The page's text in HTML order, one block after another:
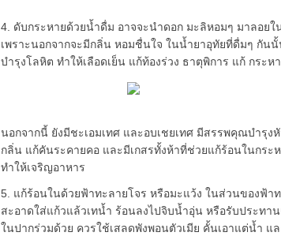
4. ดับกระหายด้วยน้ำดื่ม อาจจะนำดอก มะลิหอมๆ มาลอย
เพราะนอกจากจะมีกลิ่น หอมชื่นใจ ในน้ำยาอุทัยที่ดื่มๆ กัน
บำรุงโลหิต ทำให้เลือดเย็น แก้ท้องร่วง ธาตุพิการ แก้ กระห
นอกจากนี้ ยังมีชะเอมเทศ และอบเชยเทศ มีสรรพคุณบำรุง
กลิ่น แก้คันระคายคอ และมีเกสรทั้งห้าที่ช่วยแก้ร้อนในกระ
ทำให้เจริญอาหาร
5. แก้ร้อนในด้วยฟ้าทะลายโจร หรือมะแว้ง ในส่วนของฟ้า
สะอาดใส่แก้วแล้วเทน้ำ ร้อนลงไปจิบน้ำอุ่น หรือรับประท
ในปากร่วมด้วย ควรใช้เสลดพังพอนตัวเมีย คั้นเอาแต่น้ำ แ